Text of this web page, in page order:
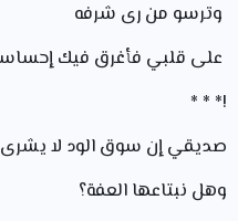
وترسو من ری شرفه
على قلبي فأغرق فيك
!* * *
صديقي إن سوق الود لا يشرى
وهل نبتاعها العفة؟